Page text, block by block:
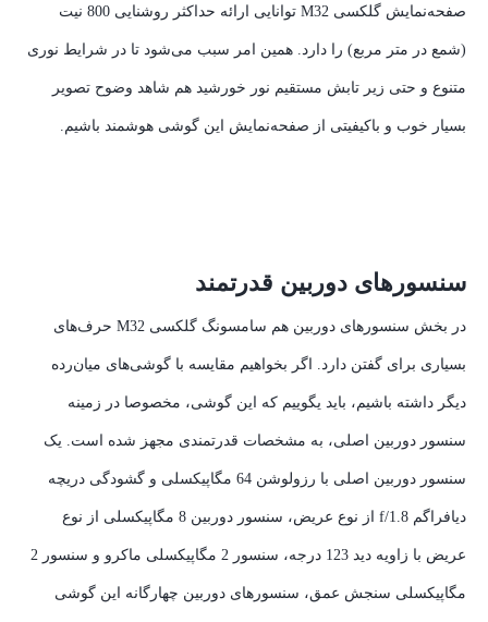
صفحه‌نمایش گلکسی M32 توانایی ارائه حداکثر روشنایی 800 نیت
(شمع در متر مربع) را دارد. همین امر سبب می‌شود تا در شرایط نوری
متنوع و حتی زیر تابش مستقیم نور خورشید هم شاهد وضوح تصویر
بسیار خوب و با‌کیفیتی از صفحه‌نمایش این گوشی هوشمند باشیم.
سنسور‌های دوربین قدرتمند
در بخش سنسور‌های دوربین هم سامسونگ گلکسی M32 حرف‌های
بسیاری برای گفتن دارد. اگر بخواهیم مقایسه با گوشی‌های میان‌رده
دیگر داشته باشیم، باید یگوییم که این گوشی، مخصوصا در زمینه
سنسور دوربین اصلی، به مشخصات قدرتمندی مجهز شده است. یک
سنسور دوربین اصلی با رزولوشن 64 مگاپیکسلی و گشودگی دریچه
دیافراگم f/1.8 از نوع عریض، سنسور دوربین 8 مگاپیکسلی از نوع
عریض با زاویه دید 123 درجه، سنسور 2 مگاپیکسلی ماکرو و سنسور 2
مگاپیکسلی سنجش عمق، سنسور‌های دوربین چهار‌گانه این گوشی